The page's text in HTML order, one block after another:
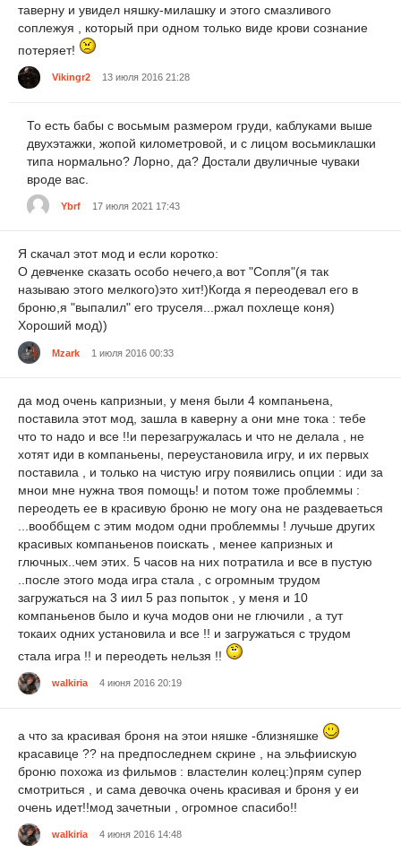
таверну и увидел няшку-милашку и этого смазливого
соплежуя , который при одном только виде крови сознание
потеряет!
Vikingr2 13 июля 2016 21:28
То есть бабы с восьмым размером груди, каблуками выше
двухэтажки, жопой километровой, и с лицом восьмиклашки
типа нормально? Лорно, да? Достали двуличные чуваки
вроде вас.
Ybrf 17 июля 2021 17:43
Я скачал этот мод и если коротко:
О девченке сказать особо нечего,а вот "Сопля"(я так
называю этого мелкого)это хит!)Когда я переодевал его в
броню,я "выпалил" его труселя...ржал похлеще коня)
Хороший мод))
Mzark 1 июля 2016 00:33
да мод очень капризныи, у меня были 4 компаньена,
поставила этот мод, зашла в каверну а они мне тока : тебе
что то надо и все !!и перезагружалась и что не делала , не
хотят иди в компаньены, переустановила игру, и их первых
поставила , и только на чистую игру появились опции : иди за
мнои мне нужна твоя помощь! и потом тоже проблеммы :
переодеть ее в красивую броню не могу она не раздеваеться
...вооббщем с этим модом одни проблеммы ! лучьше других
красивых компаньенов поискать , менее капризных и
глючных..чем этих. 5 часов на них потратила и все в пустую
..после этого мода игра стала , c огромным трудом
загружаться на 3 иил 5 раз попыток , у меня и 10
компаньенов было и куча модов они не глючили , а тут
токаих одних установила и все !! и загружаться с трудом
стала игра !! и переодеть нельзя !!
walkiria 4 июня 2016 20:19
а что за красивая броня на этои няшке -близняшке
красавице ?? на предпоследнем скрине , на эльфиискую
броню похожа из фильмов : властелин колец:)прям супер
смотриться , и сама девочка очень красивая и броня у еи
очень идет!!мод зачетныи , огромное спасибо!!
walkiria 4 июня 2016 14:48